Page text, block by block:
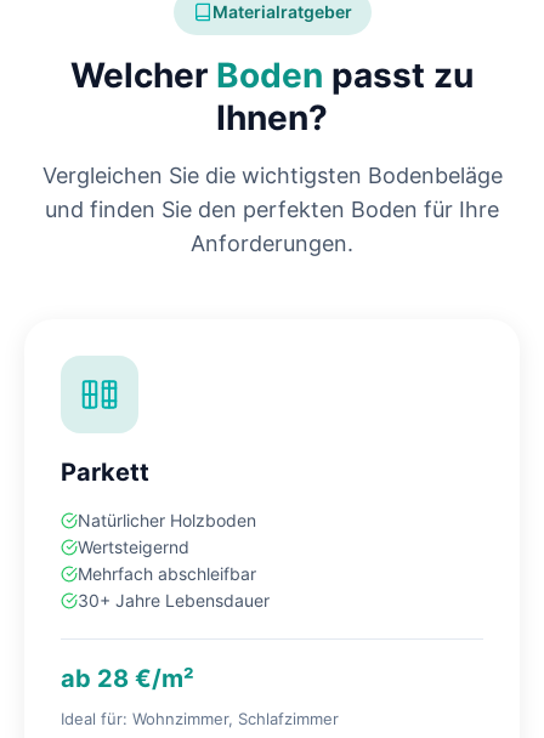
Materialratgeber
Welcher Boden passt zu
Ihnen?
Vergleichen Sie die wichtigsten Bodenbeläge
und finden Sie den perfekten Boden für Ihre
Anforderungen.
Parkett
Natürlicher Holzboden
Wertsteigernd
Mehrfach abschleifbar
30+ Jahre Lebensdauer
ab 28 €/m²
Ideal für: Wohnzimmer, Schlafzimmer